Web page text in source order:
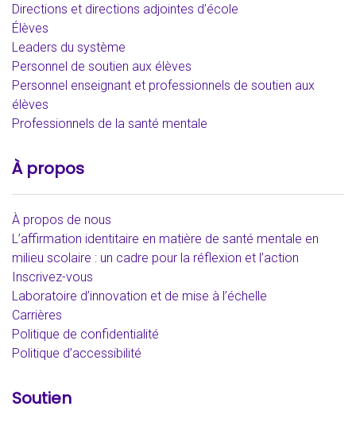
Directions et directions adjointes d’école
Élèves
Leaders du système
Personnel de soutien aux élèves
Personnel enseignant et professionnels de soutien aux
élèves
Professionnels de la santé mentale
À propos
À propos de nous
L’affirmation identitaire en matière de santé mentale en
milieu scolaire : un cadre pour la réflexion et l’action
Inscrivez-vous
Laboratoire d’innovation et de mise à l’échelle
Carrières
Politique de confidentialité
Politique d’accessibilité
Soutien